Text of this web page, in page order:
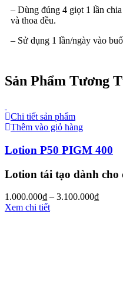
– Dùng đúng 4 giọt 1 lần
và thoa đều.
– Sử dụng 1 lần/ngày vào
Sản Phẩm Tương
Chi tiết sản phẩm
Thêm vào giỏ hàng
Lotion P50 PIGM 400
Lotion tái tạo dành cho
1.000.000₫ – 3.100.000₫
Xem chi tiết